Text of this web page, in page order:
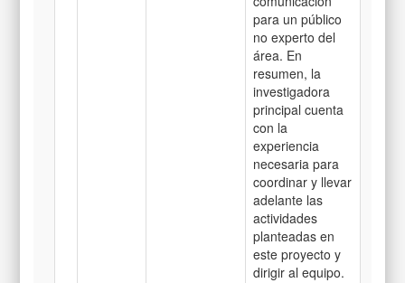
para un público
no experto del
área. En
resumen, la
investigadora
principal cuenta
con la
experiencia
necesaria para
coordinar y llevar
adelante las
actividades
planteadas en
este proyecto y
dirigir al equipo.